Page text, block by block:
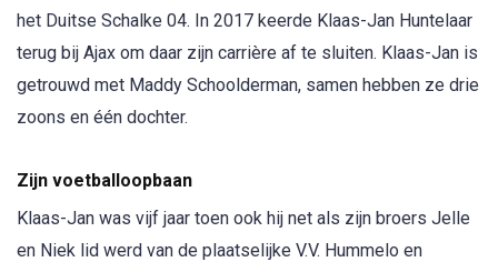
het Duitse Schalke 04. In 2017 keerde Klaas-Jan Huntelaar
terug bij Ajax om daar zijn carrière af te sluiten. Klaas-Jan is
getrouwd met Maddy Schoolderman, samen hebben ze drie
zoons en één dochter.
Zijn voetballoopbaan
Klaas-Jan was vijf jaar toen ook hij net als zijn broers Jelle
en Niek lid werd van de plaatselijke V.V. Hummelo en